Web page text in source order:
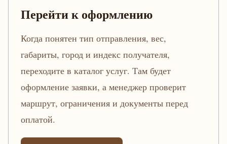
Перейти к оформлению
Когда понятен тип отправления, вес,
габариты, город и индекс получателя,
переходите в каталог услуг. Там будет
оформление заявки, а менеджер проверит
маршрут, ограничения и документы перед
оплатой.